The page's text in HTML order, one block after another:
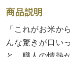
商品説明
「これがお米か
んな驚きが口い